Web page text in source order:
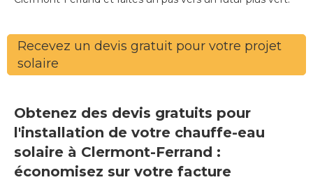
Recevez un devis gratuit pour votre projet
solaire
Obtenez des devis gratuits pour
l'installation de votre chauffe-eau
solaire à Clermont-Ferrand :
économisez sur votre facture